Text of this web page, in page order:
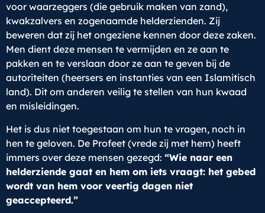
voor waarzeggers (die gebruik maken van zand),
kwakzalvers en zogenaamde helderzienden. Zij
beweren dat zij het ongeziene kennen door deze zaken.
Men dient deze mensen te vermijden en ze aan te
pakken en te verslaan door ze aan te geven bij de
autoriteiten (heersers en instanties van een Islamitisch
land). Dit om anderen veilig te stellen van hun kwaad
en misleidingen.
Het is dus niet toegestaan om hun te vragen, noch in
hen te geloven. De Profeet (vrede zij met hem) heeft
immers over deze mensen gezegd: “Wie naar een
helderziende gaat en hem om iets vraagt: het gebed
wordt van hem voor veertig dagen niet
geaccepteerd.”